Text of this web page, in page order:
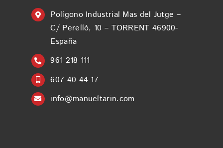
Polígono Industrial Mas del Jutge –
C/ Perelló, 10 – TORRENT 46900-
España
961 218 111
607 40 44 17
info@manueltarin.com